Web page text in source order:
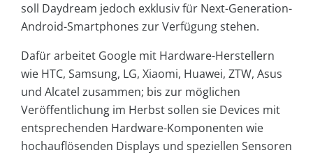
soll Daydream jedoch exklusiv für Next-Generation-
Android-Smartphones zur Verfügung stehen.
Dafür arbeitet Google mit Hardware-Herstellern
wie HTC, Samsung, LG, Xiaomi, Huawei, ZTW, Asus
und Alcatel zusammen; bis zur möglichen
Veröffentlichung im Herbst sollen sie Devices mit
entsprechenden Hardware-Komponenten wie
hochauflösenden Displays und speziellen Sensoren